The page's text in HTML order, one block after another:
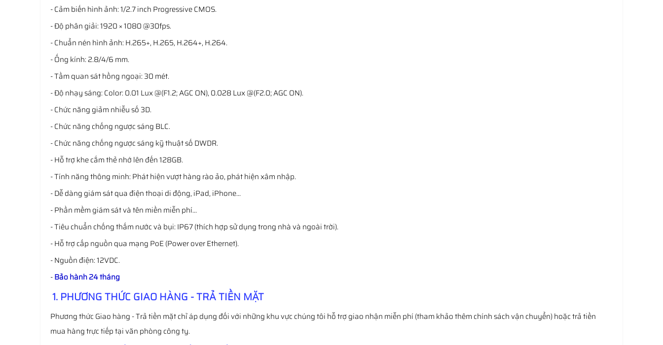
- Cảm biến hình ảnh: 1/2.7 inch Progressive CMOS.
- Độ phân giải: 1920 × 1080 @30fps.
- Chuẩn nén hình ảnh: H.265+, H.265, H.264+, H.264.
- Ống kính: 2.8/4/6 mm.
- Tầm quan sát hồng ngoại: 30 mét.
- Độ nhạy sáng: Color: 0.01 Lux @(F1.2; AGC ON), 0.028 Lux @(F2.0; AGC ON).
- Chức năng giảm nhiễu số 3D.
- Chức năng chống ngược sáng BLC.
- Chức năng chống ngược sáng kỹ thuật số DWDR.
- Hỗ trợ khe cắm thẻ nhớ lên đến 128GB.
- Tính năng thông minh: Phát hiện vượt hàng rào ảo, phát hiện xâm nhập.
- Dễ dàng giám sát qua điện thoại di động, iPad, iPhone…
- Phần mềm giám sát và tên miền miễn phí…
- Tiêu chuẩn chống thấm nước và bụi: IP67 (thích hợp sử dụng trong nhà và ngoài trời).
- Hỗ trợ cấp nguồn qua mạng PoE (Power over Ethernet).
- Nguồn điện: 12VDC.
-Bảo hành 24 tháng
1. PHƯƠNG THỨC GIAO HÀNG - TRẢ TIỀN MẶT
Phương thức Giao hàng - Trả tiền mặt chỉ áp dụng đối với những khu vực chúng tôi hỗ trợ giao nhận miễn phí (tham khảo thêm chính sách vận chuyển) hoặc trả tiền
mua hàng trực tiếp tại văn phòng công ty.